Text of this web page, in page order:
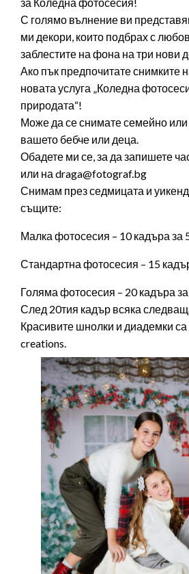
С голямо вълнение ви
ми декори, които подбрах с
заблестите на фона на три нови
Ако пък предпочитате снимките
новата услуга „Коледна
природата“!
Може да се снимате семейно
вашето бебче или деца.
Обадете ми се, за да запишете
или на draga@fotograf.bg
Снимам през седмицата и
същите:
Малка фотосесия – 10 кадъра за
Стандартна фотосесия – 15
Голяма фотосесия – 20 кадъра
След 20тия кадър всяка
Красивите шнолки и диадемки са
creations.